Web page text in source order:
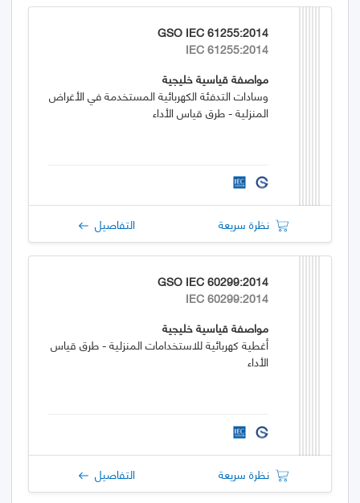
GSO IEC 61255:2014
IEC 61255:2014
مواصفة قياسية خليجية
وسادات التدفئة الكهربائية المستخدمة في الأغراض
المنزلية - طرق قياس الأداء
نظرة سريعة التفاصيل
GSO IEC 60299:2014
IEC 60299:2014
مواصفة قياسية خليجية
أغطية كهربائية للاستخدامات المنزلية - طرق قياس
الأداء
نظرة سريعة التفاصيل